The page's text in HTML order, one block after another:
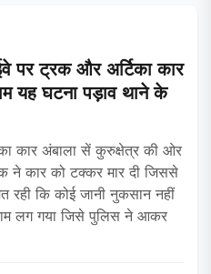
पर ट्रक और अर्टिका कार
यह घटना पड़ाव थाने के
कार अंबाला सें कुरुक्षेत्र की ओर
ने कार को टक्कर मार दी जिससे
रही कि कोई जानी नुकसान नहीं
लग गया जिसे पुलिस ने आकर